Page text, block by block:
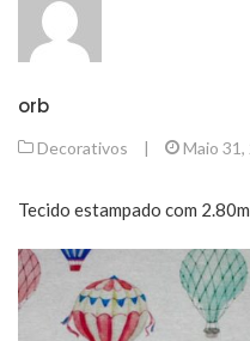
orb
Decorativos | Maio 31,
Tecido estampado com